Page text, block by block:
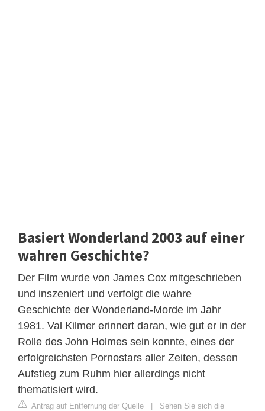
Basiert Wonderland 2003 auf einer
wahren Geschichte?
Der Film wurde von James Cox mitgeschrieben
und inszeniert und verfolgt die wahre
Geschichte der Wonderland-Morde im Jahr
1981. Val Kilmer erinnert daran, wie gut er in der
Rolle des John Holmes sein konnte, eines der
erfolgreichsten Pornostars aller Zeiten, dessen
Aufstieg zum Ruhm hier allerdings nicht
thematisiert wird.
Antrag auf Entfernung der Quelle | Sehen Sie sich die